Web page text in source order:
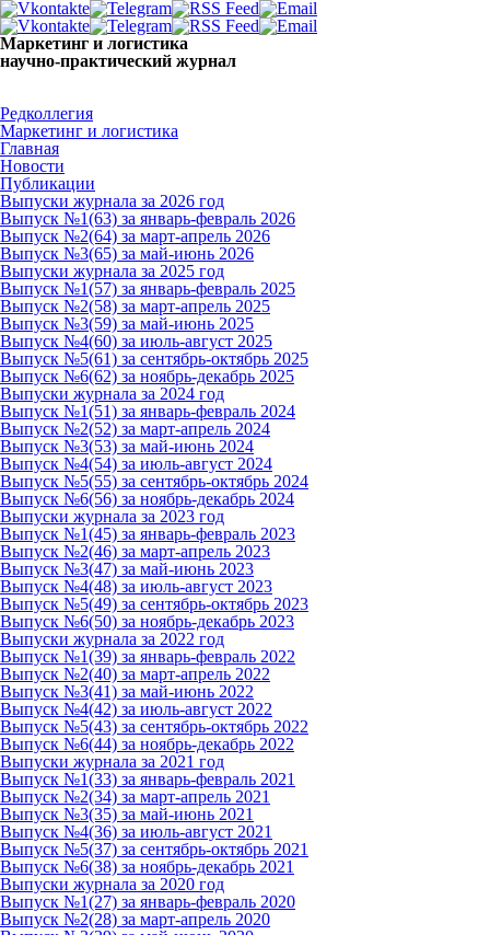
Маркетинг и логистика
научно-практический журнал
Редколлегия
Маркетинг и логистика
Главная
Новости
Публикации
Выпуски журнала за 2026 год
Выпуск №1(63) за январь-февраль 2026
Выпуск №2(64) за март-апрель 2026
Выпуск №3(65) за май-июнь 2026
Выпуски журнала за 2025 год
Выпуск №1(57) за январь-февраль 2025
Выпуск №2(58) за март-апрель 2025
Выпуск №3(59) за май-июнь 2025
Выпуск №4(60) за июль-август 2025
Выпуск №5(61) за сентябрь-октябрь 2025
Выпуск №6(62) за ноябрь-декабрь 2025
Выпуски журнала за 2024 год
Выпуск №1(51) за январь-февраль 2024
Выпуск №2(52) за март-апрель 2024
Выпуск №3(53) за май-июнь 2024
Выпуск №4(54) за июль-август 2024
Выпуск №5(55) за сентябрь-октябрь 2024
Выпуск №6(56) за ноябрь-декабрь 2024
Выпуски журнала за 2023 год
Выпуск №1(45) за январь-февраль 2023
Выпуск №2(46) за март-апрель 2023
Выпуск №3(47) за май-июнь 2023
Выпуск №4(48) за июль-август 2023
Выпуск №5(49) за сентябрь-октябрь 2023
Выпуск №6(50) за ноябрь-декабрь 2023
Выпуски журнала за 2022 год
Выпуск №1(39) за январь-февраль 2022
Выпуск №2(40) за март-апрель 2022
Выпуск №3(41) за май-июнь 2022
Выпуск №4(42) за июль-август 2022
Выпуск №5(43) за сентябрь-октябрь 2022
Выпуск №6(44) за ноябрь-декабрь 2022
Выпуски журнала за 2021 год
Выпуск №1(33) за январь-февраль 2021
Выпуск №2(34) за март-апрель 2021
Выпуск №3(35) за май-июнь 2021
Выпуск №4(36) за июль-август 2021
Выпуск №5(37) за сентябрь-октябрь 2021
Выпуск №6(38) за ноябрь-декабрь 2021
Выпуски журнала за 2020 год
Выпуск №1(27) за январь-февраль 2020
Выпуск №2(28) за март-апрель 2020